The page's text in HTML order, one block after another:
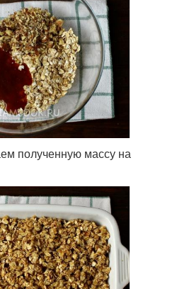
полученную массу на